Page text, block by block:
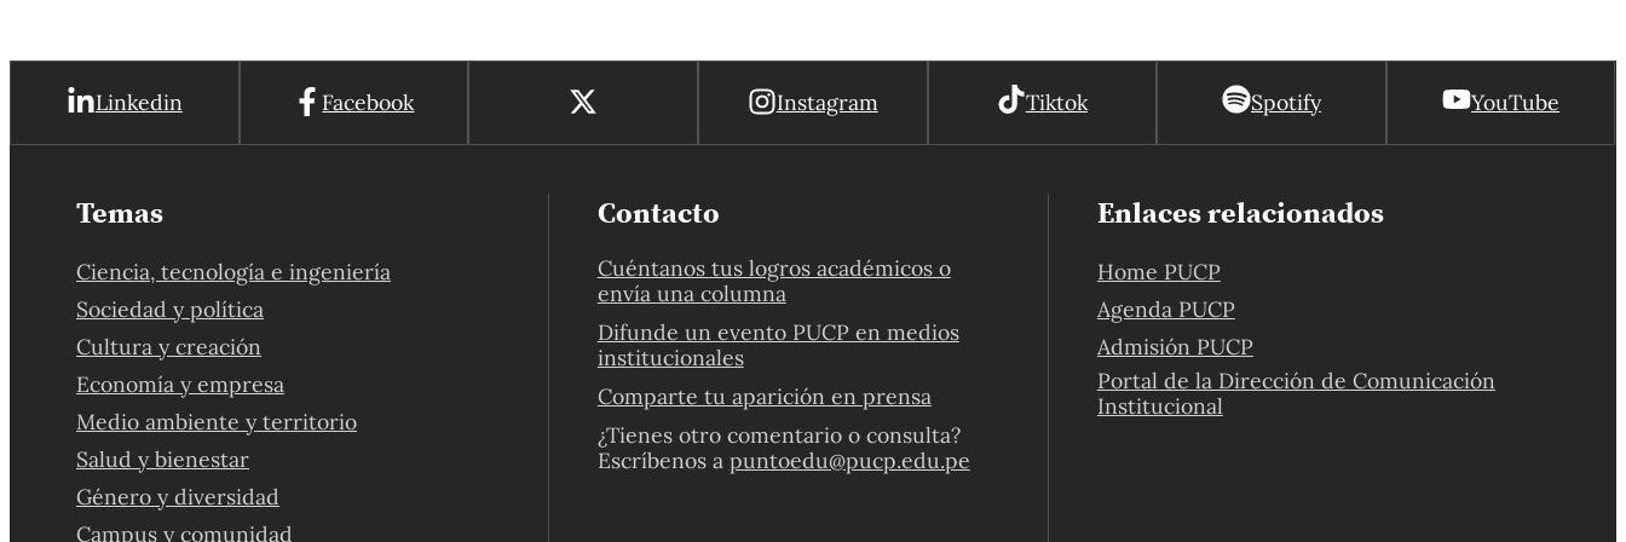
Linkedin Facebook Instagram Tiktok Spotify YouTube
Temas
Ciencia, tecnología e ingeniería
Sociedad y política
Cultura y creación
Economía y empresa
Medio ambiente y territorio
Salud y bienestar
Género y diversidad
Campus y comunidad
Contacto
Cuéntanos tus logros académicos o
envía una columna
Difunde un evento PUCP en medios
institucionales
Comparte tu aparición en prensa
¿Tienes otro comentario o consulta?
Escríbenos a puntoedu@pucp.edu.pe
Enlaces relacionados
Home PUCP
Agenda PUCP
Admisión PUCP
Portal de la Dirección de Comunicación
Institucional